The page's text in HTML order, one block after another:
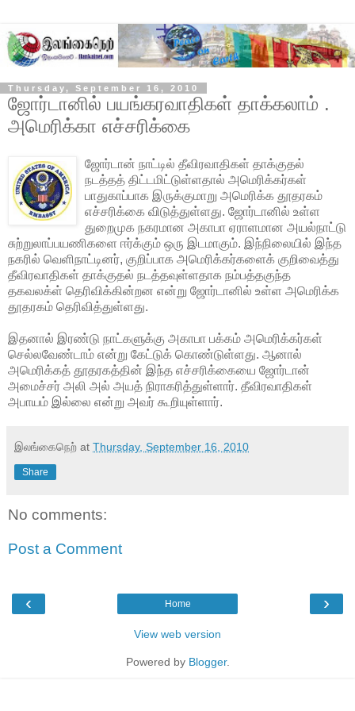
Thursday, September 16, 2010
ஜோர்டானில் பயங்கரவாதிகள் தாக்கலாம் .
அமெரிக்கா எச்சரிக்கை
ஜோர்டான் நாட்டில் தீவிரவாதிகள் தாக்குதல்
நடத்தத் திட்டமிட்டுள்ளதால் அமெரிக்கர்கள்
பாதுகாப்பாக இருக்குமாறு அமெரிக்க தூதரகம்
எச்சரிக்கை விடுத்துள்ளது. ஜோர்டானில் உள்ள
துறைமுக நகரமான அகாபா ஏராளமான அயல்நாட்டு
சுற்றுலாப்பயணிகளை ஈர்க்கும் ஒரு இடமாகும். இந்நிலையில் இந்த
நகரில் வெளிநாட்டினர், குறிப்பாக அமெரிக்கர்களைக் குறிவைத்து
தீவிரவாதிகள் தாக்குதல் நடத்தவுள்ளதாக நம்பத்தகுந்த
தகவலக்ள் தெரிவிக்கின்றன என்று ஜோர்டானில் உள்ள அமெரிக்க
தூதரகம் தெரிவித்துள்ளது.
இதனால் இரண்டு நாட்களுக்கு அகாபா பக்கம் அமெரிக்கர்கள்
செல்லவேண்டாம் என்று கேட்டுக் கொண்டுள்ளது. ஆனால்
அமெரிக்கத் தூதரகத்தின் இந்த எச்சரிக்கையை ஜோர்டான்
அமைச்சர் அலி அல் அயத் நிராகரித்துள்ளார். தீவிரவாதிகள்
அபாயம் இல்லை என்று அவர் கூறியுள்ளார்.
இலங்கைநெற் at Thursday, September 16, 2010
Share
No comments:
Post a Comment
‹ ›
Home
View web version
Powered by Blogger.